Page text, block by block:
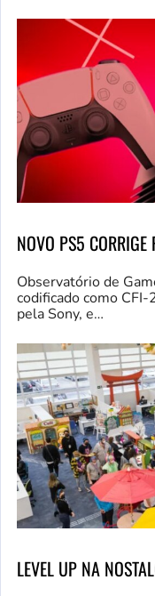
NOVO PS5 CORRIGE
Observatório de
codificado como
pela Sony, e…
LEVEL UP NA